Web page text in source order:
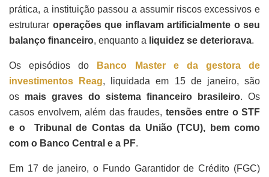
prática, a instituição passou a assumir riscos excessivos e
estruturar operações que inflavam artificialmente o seu
balanço financeiro, enquanto a liquidez se deteriorava.
Os episódios do
Banco Master e da gestora de
investimentos Reag, liquidada em 15 de janeiro, são
os mais graves do sistema financeiro brasileiro. Os
casos envolvem, além das fraudes, tensões entre o STF
e o Tribunal de Contas da União (TCU), bem como
com o Banco Central e a PF.
Em 17 de janeiro, o Fundo Garantidor de Crédito (FGC)